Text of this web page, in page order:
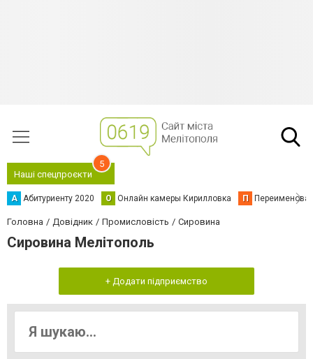
Наші спецпроєкти
5
А Абитуриенту 2020 О Онлайн камеры Кирилловка П
Головна Довідник Промисловість Сировина
Сировина Мелітополь
+ Додати підприємство